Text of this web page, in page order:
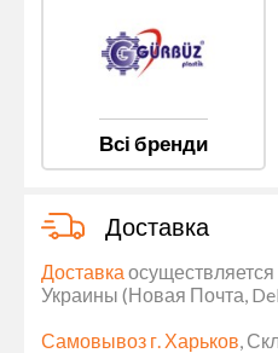
Всі бренди
Доставка
Доставка
Украины (Новая Почта,
Самовывоз г. Харьков,